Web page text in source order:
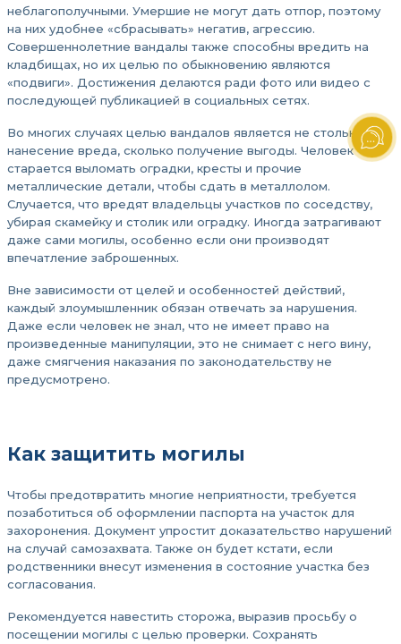
неблагополучными. Умершие не могут дать отпор, поэтому
на них удобнее «сбрасывать» негатив, агрессию.
Совершеннолетние вандалы также способны вредить на
кладбищах, но их целью по обыкновению являются
«подвиги». Достижения делаются ради фото или видео с
последующей публикацией в социальных сетях.
Во многих случаях целью вандалов является не столько
нанесение вреда, сколько получение выгоды. Человек
старается выломать оградки, кресты и прочие
металлические детали, чтобы сдать в металлолом.
Случается, что вредят владельцы участков по соседству,
убирая скамейку и столик или оградку. Иногда затрагивают
даже сами могилы, особенно если они производят
впечатление заброшенных.
Вне зависимости от целей и особенностей действий,
каждый злоумышленник обязан отвечать за нарушения.
Даже если человек не знал, что не имеет право на
произведенные манипуляции, это не снимает с него вину,
даже смягчения наказания по законодательству не
предусмотрено.
Как защитить могилы
Чтобы предотвратить многие неприятности, требуется
позаботиться об оформлении паспорта на участок для
захоронения. Документ упростит доказательство нарушений
на случай самозахвата. Также он будет кстати, если
родственники внесут изменения в состояние участка без
согласования.
Рекомендуется навестить сторожа, выразив просьбу о
посещении могилы с целью проверки. Сохранять